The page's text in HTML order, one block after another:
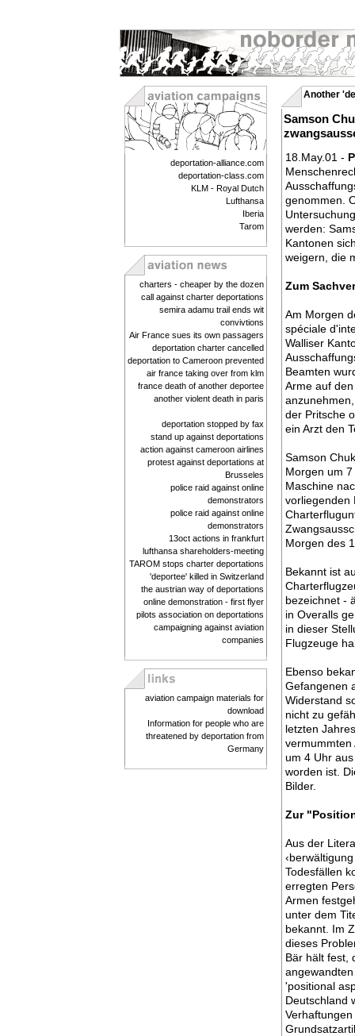
deportation-alliance.com
deportation-class.com
KLM - Royal Dutch
Lufthansa
Iberia
Tarom
charters - cheaper by the dozen
call against charter deportations
semira adamu trail ends wit
convivtions
Air France sues its own passagers
deportation charter cancelled
deportation to Cameroon prevented
air france taking over from klm
france death of another deportee
another violent death in paris
deportation stopped by fax
stand up against deportations
action against cameroon airlines
protest against deportations at
Brusseles
police raid against online
demonstrators
police raid against online
demonstrators
13oct actions in frankfurt
lufthansa shareholders-meeting
TAROM stops charter deportations
'deportee' killed in Switzerland
the austrian way of deportations
online demonstration - first flyer
pilots association on deportations
campaigning against aviation
companies
aviation campaign materials for
download
Information for people who are
threatened by deportation from
Germany
Another
Samson
18.May.01 -
genommen.
werden:
Kantonen
weigern, die
Zum
Am Morgen
spéciale
Walliser
Beamten
Arme auf
der Pritsche
ein Arzt den
Samson
Morgen um
Maschine
vorliegenden
Morgen des
Bekannt ist
bezeichnet -
in Overalls
in dieser
Flugzeuge
Ebenso
Gefangenen
Widerstand
nicht zu
letzten
vermummten
um 4 Uhr
worden ist.
Bilder.
Zur
Aus der
Todesfällen
erregten
Armen
unter dem
bekannt. Im
dieses
Bär hält fest,
'positional
Deutschland